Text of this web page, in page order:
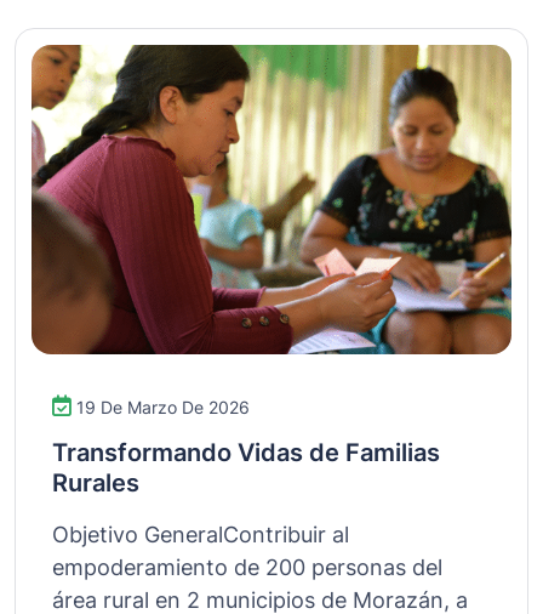
19 De Marzo De 2026
Transformando Vidas de Familias
Rurales
Objetivo GeneralContribuir al
empoderamiento de 200 personas del
área rural en 2 municipios de Morazán, a